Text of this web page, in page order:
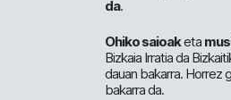
da.
Ohiko saioaketa
Bizkaia Irratia da
dauan bakarra. Horrez
bakarra da.